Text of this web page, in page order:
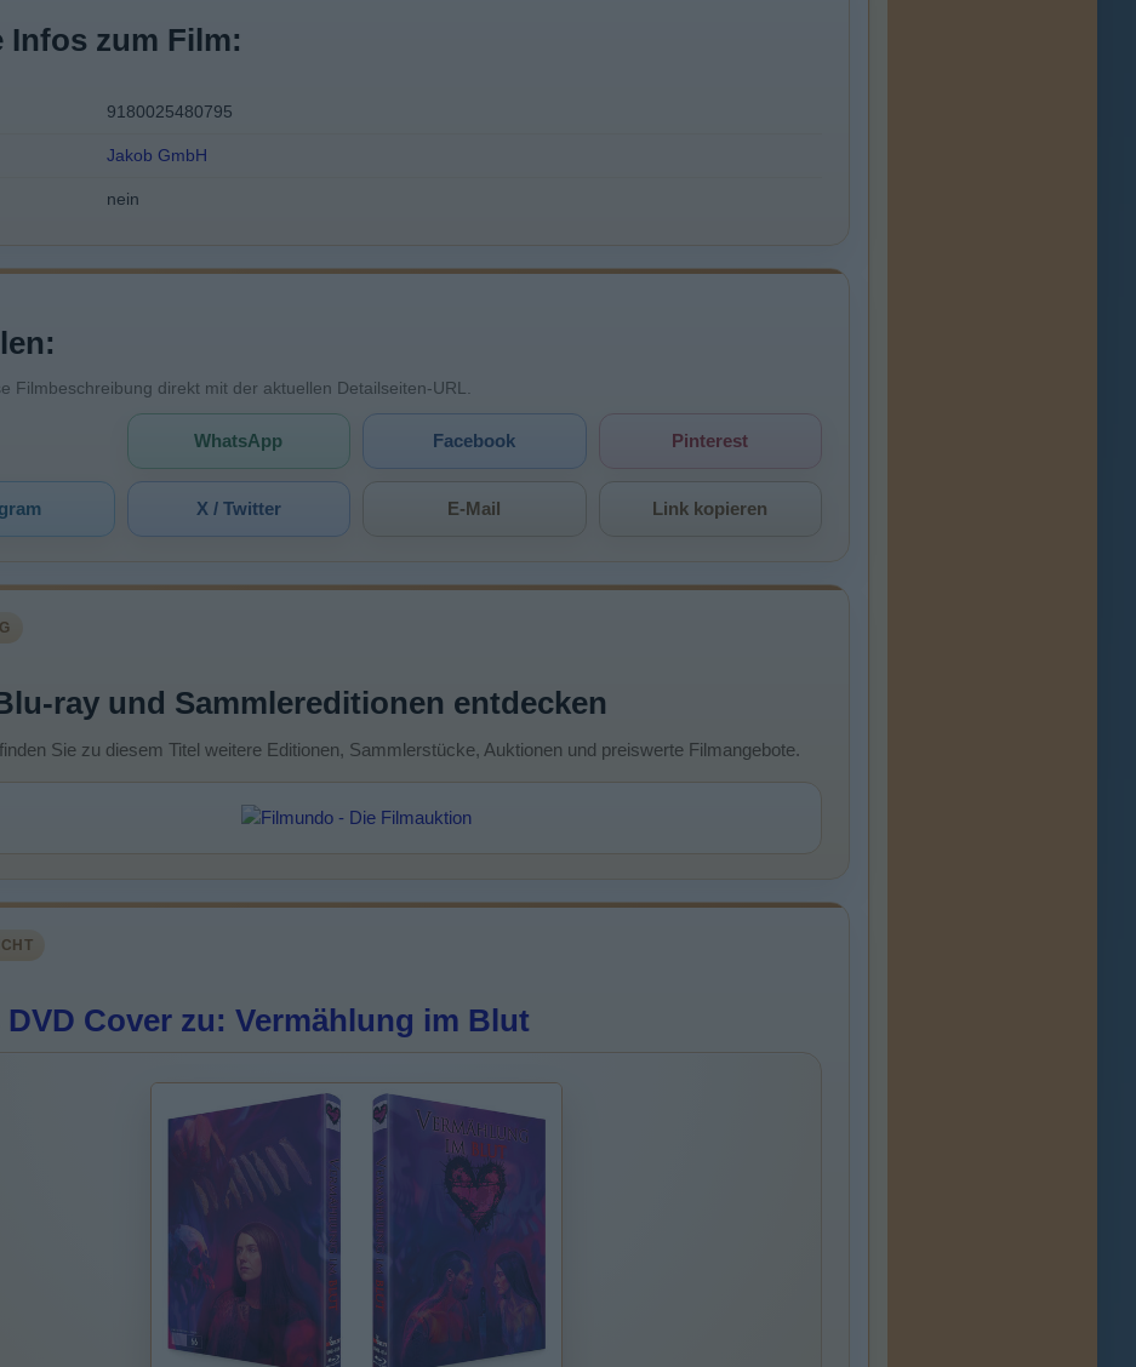
Infos zum Film:
9180025480795
Jakob GmbH
nein
Filmbeschreibung direkt mit der aktuellen Detailseiten-URL.
WhatsApp Facebook Pinterest
X / Twitter E-Mail Link kopieren
ray und Sammlereditionen entdecken
Sie zu diesem Titel weitere Editionen, Sammlerstücke, Auktionen und preiswerte Filmangebote.
DVD Cover zu: Vermählung im Blut